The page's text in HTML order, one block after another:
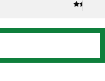
(၅.၈.၂၀၂၆) ရက်